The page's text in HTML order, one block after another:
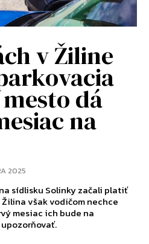
v Žiline
dá
na
2025
sídlisku Solinky začali platiť
však vodičom nechce
mesiac ich bude na